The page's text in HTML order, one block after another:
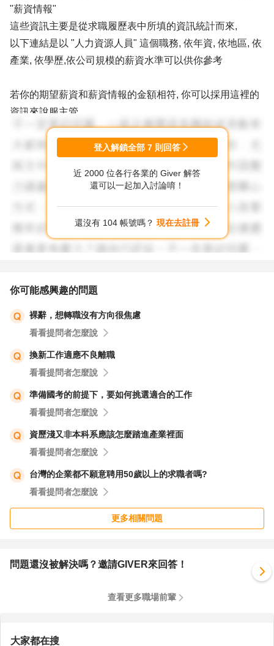
"薪資情報"
這些資訊主要是從求職履歷表中所填的資訊統計而來,
以下連結是以 "人力資源人員" 這個職務, 依年資, 依地區, 依
產業, 依學歷,依公司規模的薪資水準可以供你參考
若你的期望薪資和薪資情報的金額相符, 你可以採用這裡的
資訊來說服主管.
analyze=industry&salary=monthly
登入解鎖全部 7 則回答
近 2000 位各行各業的 Giver 解答
還可以一起加入討論唷！
還沒有 104 帳號嗎？ 現在去註冊
你可能感興趣的問題
裸辭，想轉職沒有方向很焦慮
看看提問者怎麼說
換新工作適應不良離職
看看提問者怎麼說
準備國考的前提下，要如何挑選適合的工作
看看提問者怎麼說
資歷淺又非本科系應該怎麼踏進產業裡面
看看提問者怎麼說
台灣的企業都不願意聘用50歲以上的求職者嗎?
看看提問者怎麼說
更多相關問題
問題還沒被解決嗎？邀請GIVER來回答！
查看更多職場前輩
大家都在搜